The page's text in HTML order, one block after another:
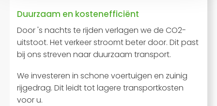
Duurzaam en kostenefficiënt
Door 's nachts te rijden verlagen we de CO2-
uitstoot. Het verkeer stroomt beter door. Dit past
bij ons streven naar duurzaam transport.
We investeren in schone voertuigen en zuinig
rijgedrag. Dit leidt tot lagere transportkosten
voor u.